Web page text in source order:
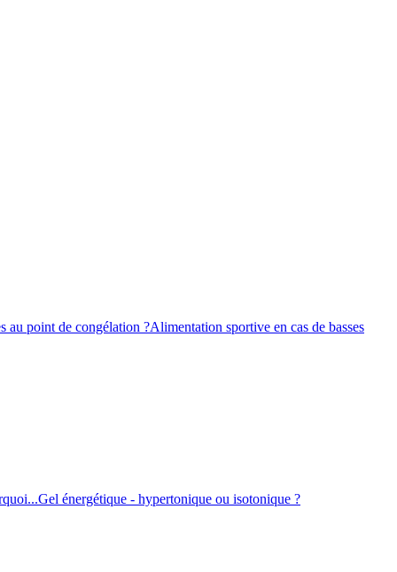
au point de congélation ?Alimentation sportive en cas de basses
Gel énergétique - hypertonique ou isotonique ?